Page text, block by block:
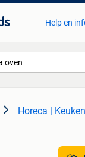
Help en
Horeca |